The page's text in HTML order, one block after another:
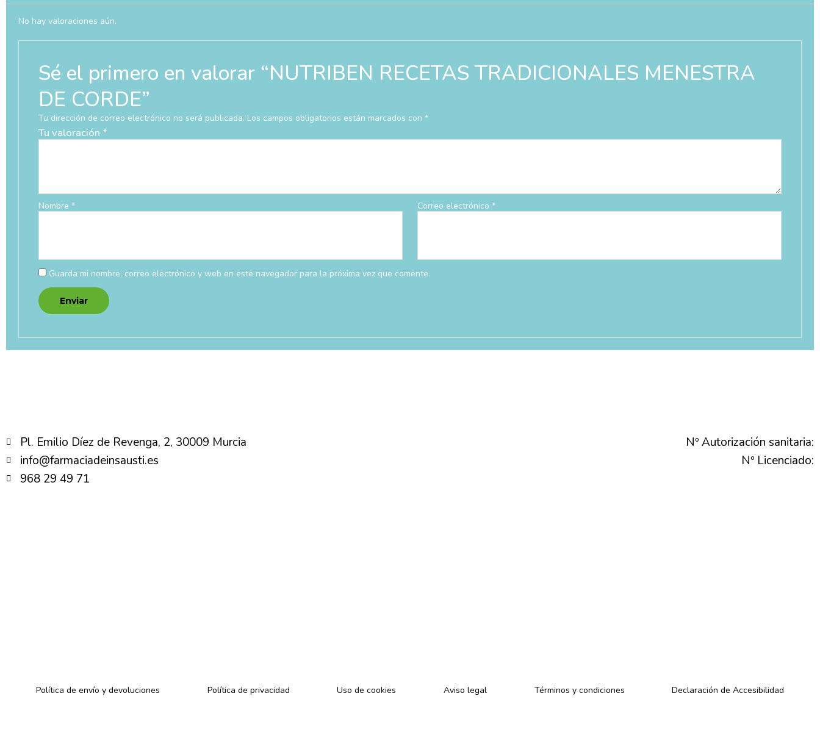
No hay valoraciones aún.
Sé el primero en valorar “NUTRIBEN RECETAS TRADICIONALES MENESTRA
DE CORDE”
Tu dirección de correo electrónico no será publicada. Los campos obligatorios están marcados con *
Tu valoración *
Nombre * Correo electrónico*
Guarda mi nombre, correo electrónico y web en este navegador para la próxima vez que comente.
Pl. Emilio Díez de Revenga, 2, 30009 Murcia
info@farmaciadeinsausti.es
968 29 49 71
Nº Autorización sanitaria:
Nº Licenciado:
Política de envío y devoluciones Política de privacidad Uso de cookies Aviso legal Términos y condiciones Declaración de Accesibilidad